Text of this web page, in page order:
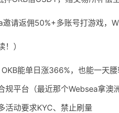
请返佣50%+多账号打游戏，
）
能单日涨366%，也能一天腰
规平台（最近那个Websea拿澳
活动要求KYC、禁止刷量